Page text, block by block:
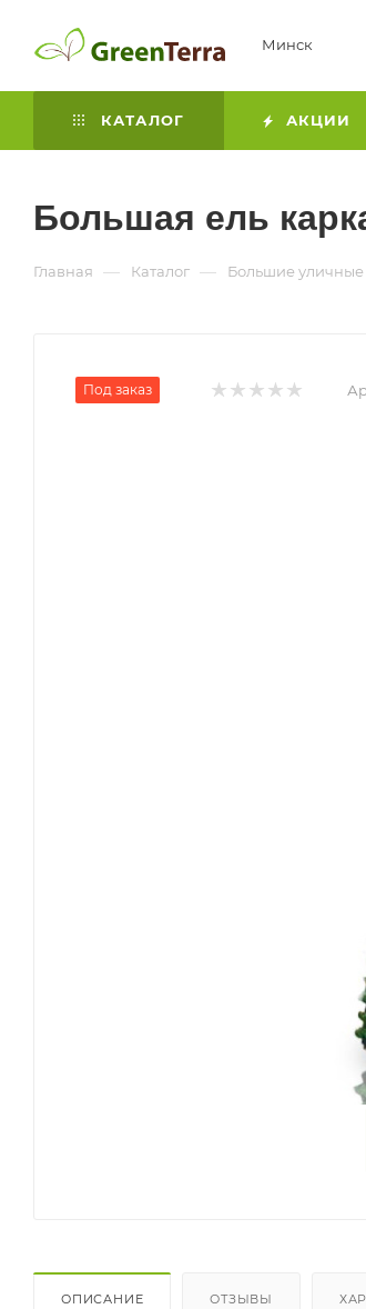
Минск
КАТАЛОГ АКЦИИ
Большая ель
Главная — Каталог — Большие уличные
Под заказ
ОПИСАНИЕ ОТЗЫВЫ